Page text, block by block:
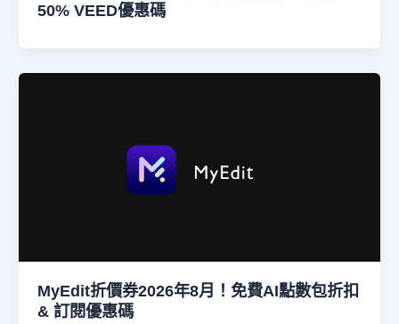
50% VEED優惠碼
MyEdit折價券2026年8月！免費AI點數包折扣
& 訂閱優惠碼